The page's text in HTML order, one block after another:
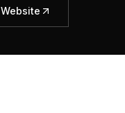
Website